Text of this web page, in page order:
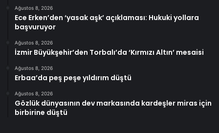
Ağustos 8, 2026
Ece Erken’den ‘yasak aşk’ açıklaması: Hukuki yollara
başvuruyor
Ağustos 8, 2026
İzmir Büyükşehir’den Torbalı’da ‘Kırmızı Altın’ mesaisi
Ağustos 8, 2026
Erbaa’da peş peşe yıldırım düştü
Ağustos 8, 2026
Gözlük dünyasının dev markasında kardeşler miras için
birbirine düştü